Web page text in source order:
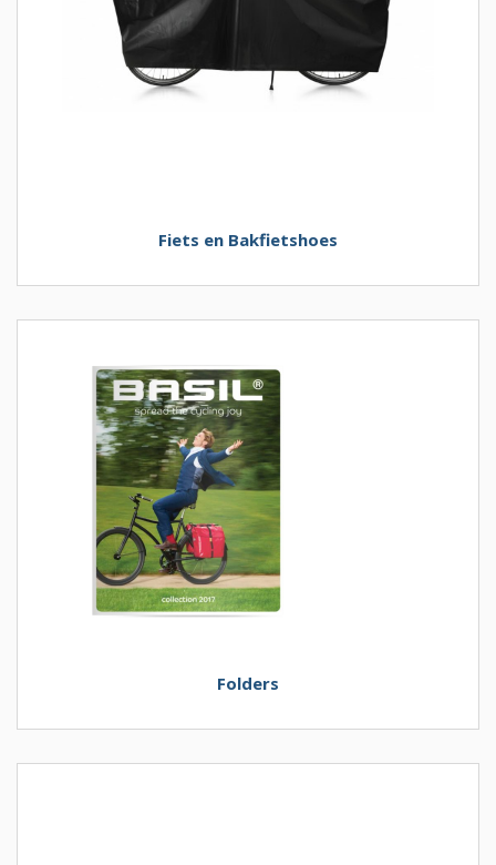
Fiets en Bakfietshoes
Folders